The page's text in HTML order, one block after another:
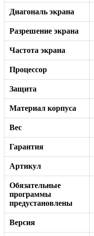
Диагональ экрана
Разрешение экрана
Частота экрана
Процессор
Защита
Материал корпуса
Вес
Гарантия
Артикул
Обязательные
программы
предустановлены
Версия